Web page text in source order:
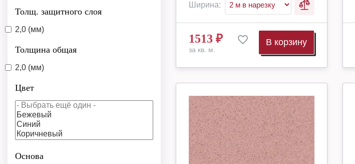
Толщ. защитного слоя
2,0 (мм)
Толщина общая
2,0 (мм)
Цвет
Основа
Ширина:
1513 ₽
за кв. м.
В корзину